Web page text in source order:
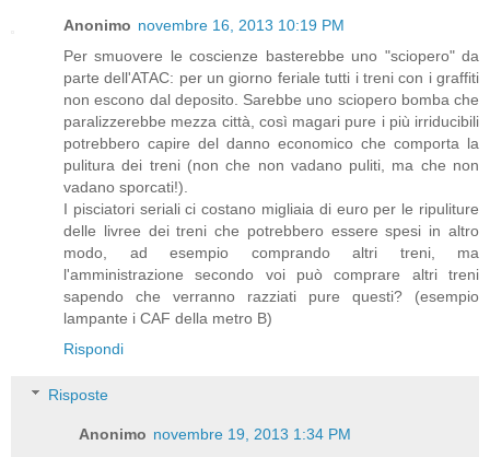
Anonimo novembre 16, 2013 10:19 PM
Per smuovere le coscienze basterebbe uno "sciopero" da
parte dell'ATAC: per un giorno feriale tutti i treni con i graffiti
non escono dal deposito. Sarebbe uno sciopero bomba che
paralizzerebbe mezza città, così magari pure i più irriducibili
potrebbero capire del danno economico che comporta la
pulitura dei treni (non che non vadano puliti, ma che non
vadano sporcati!).
I pisciatori seriali ci costano migliaia di euro per le ripuliture
delle livree dei treni che potrebbero essere spesi in altro
modo, ad esempio comprando altri treni, ma
l'amministrazione secondo voi può comprare altri treni
sapendo che verranno razziati pure questi? (esempio
lampante i CAF della metro B)
Rispondi
Risposte
Anonimo novembre 19, 2013 1:34 PM